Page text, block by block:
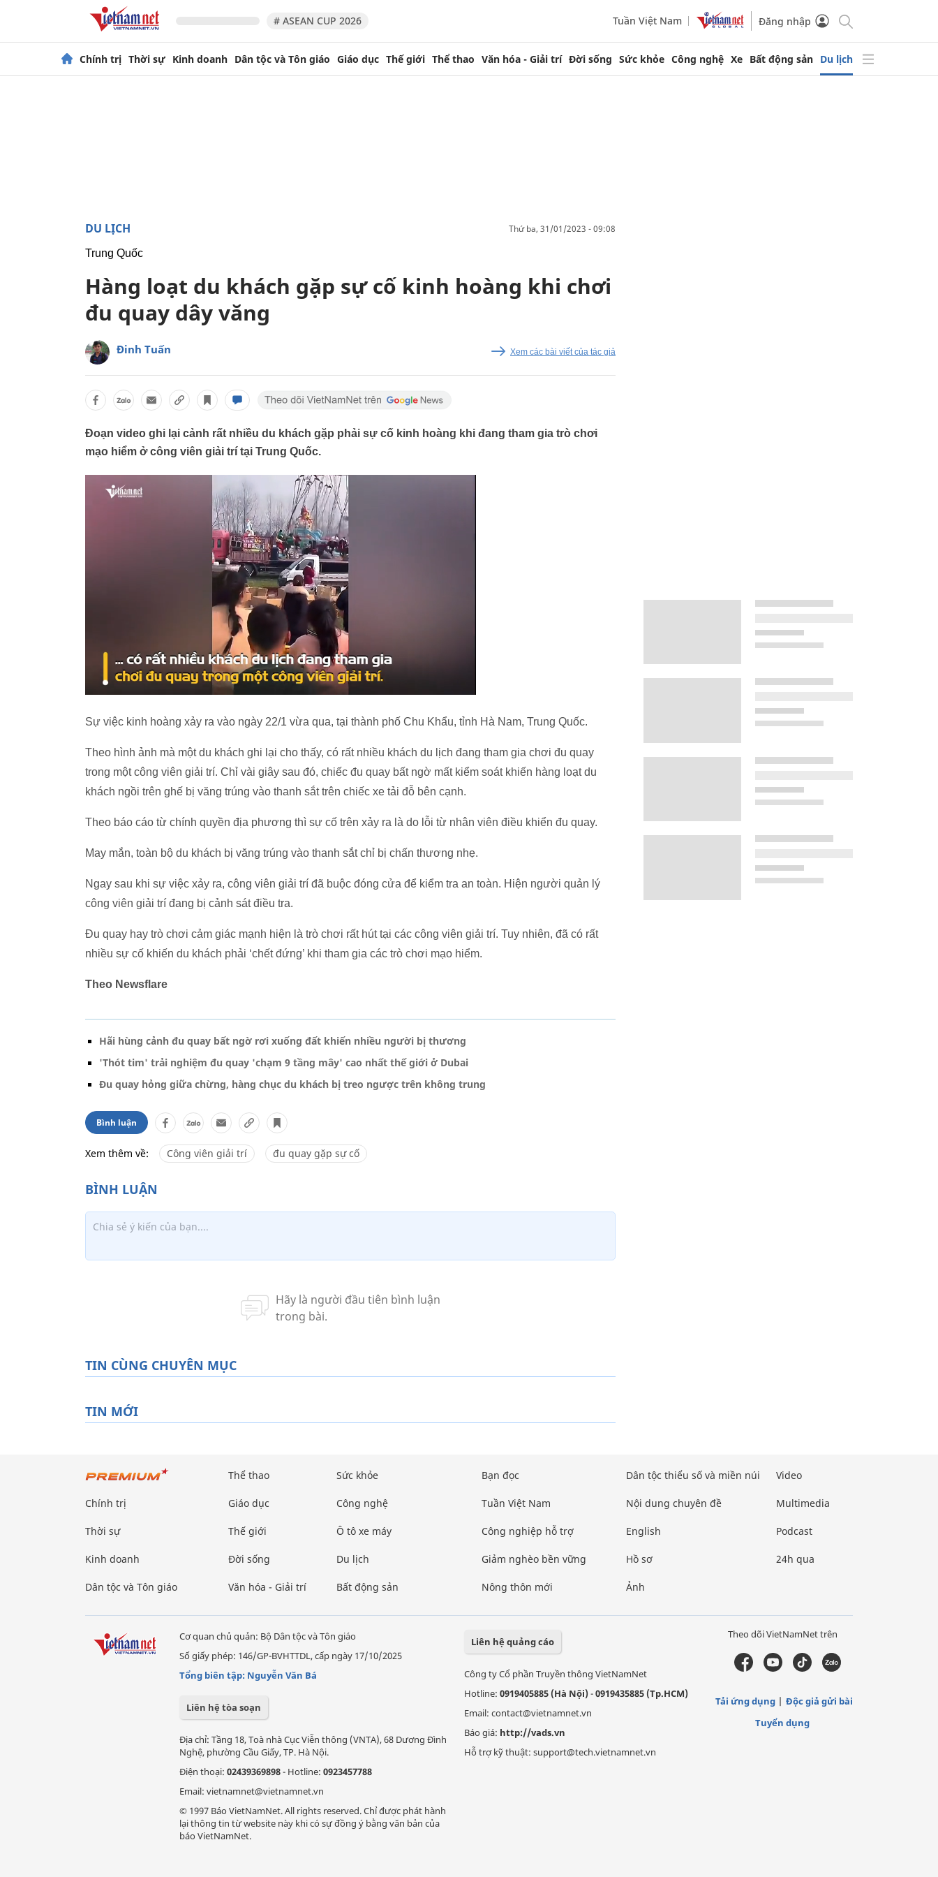
# ASEAN CUP 2026 Tuần Việt Nam Đăng nhập
Chính trị Thời sự Kinh doanh Dân tộc và Tôn giáo Giáo dục Thế giới Thể thao Văn hóa - Giải trí Đời sống Sức khỏe Công nghệ Xe Bất động sản Du lịch
DU LỊCH thứ ba, 31/01/2023 - 09:08
Trung Quốc
Hàng loạt du khách gặp sự cố kinh hoàng khi chơi
đu quay dây văng
Đinh Tuấn Xem các bài viết của tác giả
Đoạn video ghi lại cảnh rất nhiều du khách gặp phải sự cố kinh hoàng khi đang tham gia trò chơi
mạo hiểm ở công viên giải trí tại Trung Quốc.
Sự việc kinh hoàng xảy ra vào ngày 22/1 vừa qua, tại thành phố Chu Khẩu, tỉnh Hà Nam, Trung Quốc.
Theo hình ảnh mà một du khách ghi lại cho thấy, có rất nhiều khách du lịch đang tham gia chơi đu quay
trong một công viên giải trí. Chỉ vài giây sau đó, chiếc đu quay bất ngờ mất kiểm soát khiến hàng loạt du
khách ngồi trên ghế bị văng trúng vào thanh sắt trên chiếc xe tải đỗ bên cạnh.
Theo báo cáo từ chính quyền địa phương thì sự cố trên xảy ra là do lỗi từ nhân viên điều khiển đu quay.
May mắn, toàn bộ du khách bị văng trúng vào thanh sắt chỉ bị chấn thương nhẹ.
Ngay sau khi sự việc xảy ra, công viên giải trí đã buộc đóng cửa để kiểm tra an toàn. Hiện người quản lý
công viên giải trí đang bị cảnh sát điều tra.
Đu quay hay trò chơi cảm giác mạnh hiện là trò chơi rất hút tại các công viên giải trí. Tuy nhiên, đã có rất
nhiều sự cố khiến du khách phải ‘chết đứng’ khi tham gia các trò chơi mạo hiểm.
Theo Newsflare
Hãi hùng cảnh đu quay bất ngờ rơi xuống đất khiến nhiều người bị thương
'Thót tim' trải nghiệm đu quay 'chạm 9 tầng mây' cao nhất thế giới ở Dubai
Đu quay hỏng giữa chừng, hàng chục du khách bị treo ngược trên không trung
Bình luận
Xem thêm về: Công viên giải trí đu quay gặp sự cố
TIN CÙNG CHUYÊN MỤC
TIN MỚI
Chính trị
Thời sự
Kinh doanh
Dân tộc và Tôn giáo
Thể thao
Giáo dục
Thế giới
Đời sống
Văn hóa - Giải trí
Sức khỏe
Công nghệ
Ô tô xe máy
Du lịch
Bất động sản
Bạn đọc
Tuần Việt Nam
Công nghiệp hỗ trợ
Giảm nghèo bền vững
Nông thôn mới
Dân tộc thiểu số và miền núi
Nội dung chuyên đề
English
Hồ sơ
Ảnh
Video
Multimedia
Podcast
24h qua
Cơ quan chủ quản: Bộ Dân tộc và Tôn giáo
Số giấy phép: 146/GP-BVHTTDL, cấp ngày 17/10/2025
Tổng biên tập: Nguyễn Văn Bá
Liên hệ tòa soạn
Địa chỉ: Tầng 18, Toà nhà Cục Viễn thông (VNTA), 68 Dương Đình
Nghệ, phường Cầu Giấy, TP. Hà Nội.
Điện thoại: 02439369898- Hotline: 0923457788
Email: vietnamnet@vietnamnet.vn
© 1997 Báo VietNamNet. All rights reserved. Chỉ được phát hành
lại thông tin từ website này khi có sự đồng ý bằng văn bản của
báo VietNamNet.
Liên hệ quảng cáo
Công ty Cổ phần Truyền thông VietNamNet
Hotline: 0919405885 (Hà Nội)-0919435885 (Tp.HCM)
Email: contact@vietnamnet.vn
Báo giá: http://vads.vn
Hỗ trợ kỹ thuật: support@tech.vietnamnet.vn
Theo dõi VietNamNet trên
Tải ứng dụng
Độc giả gửi bài
Tuyển dụng